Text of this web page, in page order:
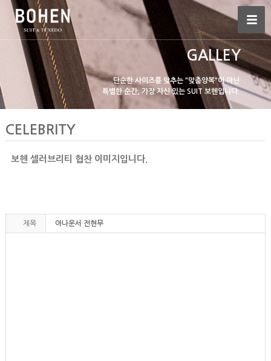
GALLEY
단순한 사이즈를 맞추는 "맞춤양복"이 아닌
특별한 순간, 가장 자신 있는 SUIT 보헨입니다.
CELEBRITY
보헨 셀러브리티 협찬 이미지입니다.
제목 아나운서 전현무